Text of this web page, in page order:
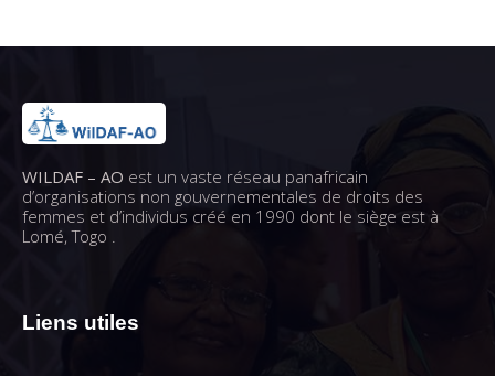
WILDAF – AO est un vaste réseau panafricain
d’organisations non gouvernementales de droits des
femmes et d’individus créé en 1990 dont le siège est à
Lomé, Togo .
Liens utiles